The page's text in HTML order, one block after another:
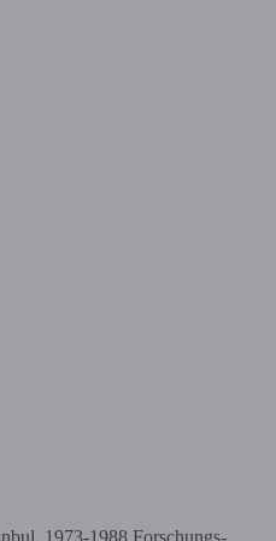
1973-1988 Forschungs-